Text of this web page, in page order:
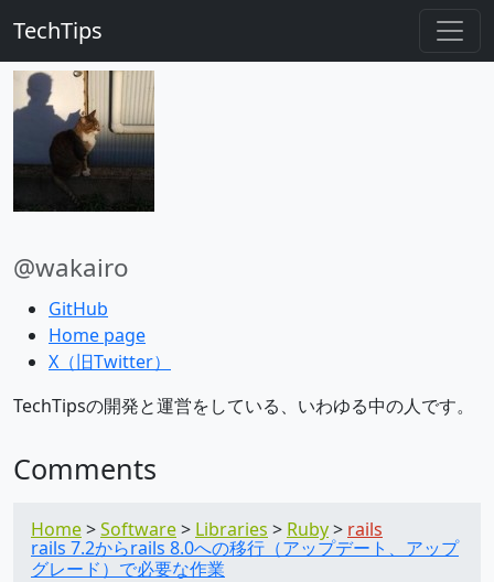
TechTips
@wakairo
GitHub
Home page
X（旧Twitter）
TechTipsの開発と運営をしている、いわゆる中の人です。
Comments
Home Software Libraries Ruby rails
rails 7.2からrails 8.0への移行（アップデート、アップ
グレード）で必要な作業